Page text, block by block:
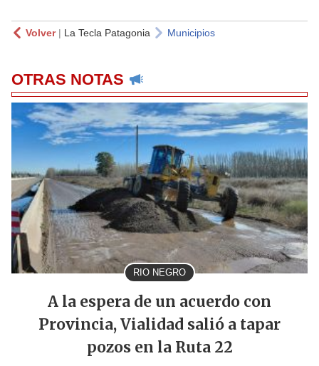
Volver| La Tecla Patagonia Municipios
OTRAS NOTAS
RIO NEGRO
A la espera de un acuerdo con
Provincia, Vialidad salió a tapar
pozos en la Ruta 22